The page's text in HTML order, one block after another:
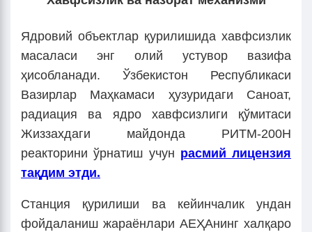
Ядровий объектлар қурилишида хавфсизлик
масаласи энг олий устувор вазифа
ҳисобланади. Ўзбекистон Республикаси
Вазирлар Маҳкамаси ҳузуридаги Саноат,
радиация ва ядро хавфсизлиги қўмитаси
Жиззахдаги майдонда РИТМ-200Н
реакторини ўрнатиш учун расмий лицензия
тақдим этди.
Станция қурилиши ва кейинчалик ундан
фойдаланиш жараёнлари АЕҲАнинг халқаро